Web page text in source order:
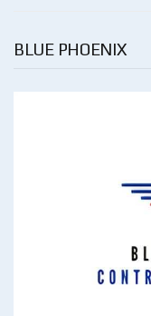
BLUE PHOENIX